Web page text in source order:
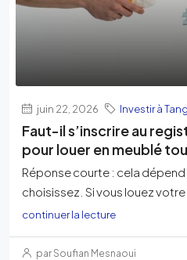
juin 22, 2026 Investir à
Faut-il s’inscrire au
pour louer en meublé
Réponse courte : cela
choisissez. Si vous louez votre
continuer la lecture
par Soufian Mesnaoui